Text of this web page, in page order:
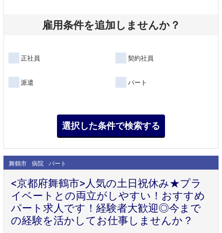
雇用条件を追加しませんか？
正社員 契約社員
派遣 パート
舞鶴市 病院 パート
<京都府舞鶴市>人気の土日祝休み★プラ
イベートとの両立がしやすい！おすすめ
パート求人です！経験者大歓迎◎今まで
の経験を活かしてお仕事しませんか？